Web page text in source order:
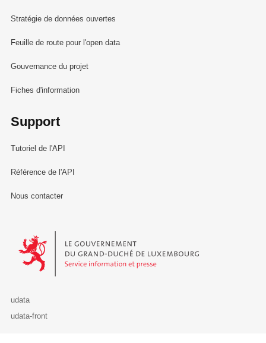
Stratégie de données ouvertes
Feuille de route pour l'open data
Gouvernance du projet
Fiches d'information
Support
Tutoriel de l'API
Référence de l'API
Nous contacter
Le Gouvernement du Grand-Duché de Luxembourg - Service
udata
udata-front